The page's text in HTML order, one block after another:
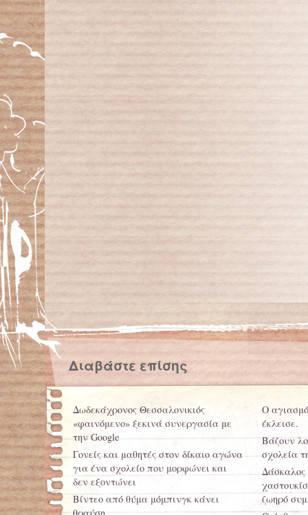
Διαβάστε επίσης
Δωδεκάχρονος Θεσσαλονικιός
«φαινόμενο» ξεκινά συνεργασία με
την Google
Γονείς και μαθητές στον δίκαιο αγώνα
για ένα σχολείο που μορφώνει και
δεν εξοντώνει
Βίντεο από θύμα μόμπινγκ κάνει
Ο
έκλεισε.
Βάζουν
σχολεία
Δάσκαλος
ζωηρό